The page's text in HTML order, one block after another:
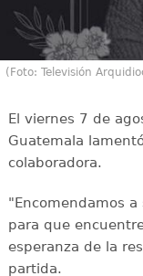
(Foto: Televisión
El viernes 7 de
Guatemala
colaboradora.
"Encomendamos
para que
esperanza de la
partida.